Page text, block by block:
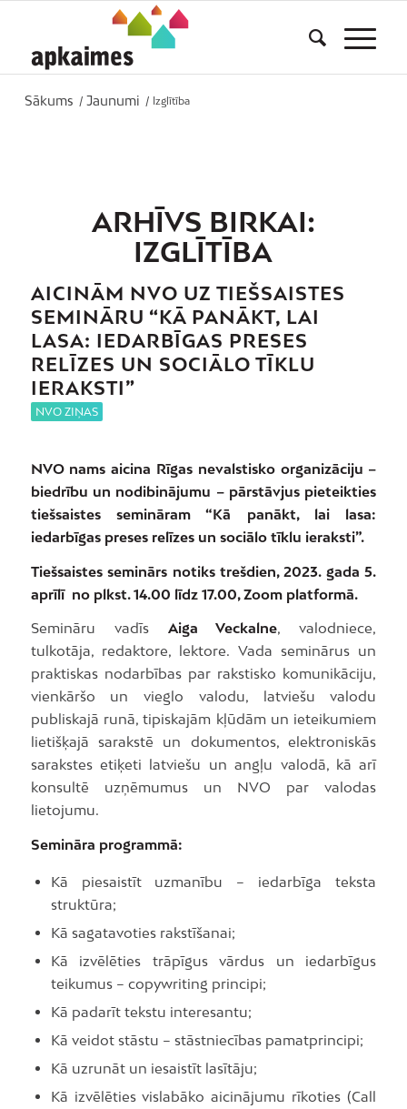
Sākums / Jaunumi / Izglītība
ARHĪVS BIRKAI:
IZGLĪTĪBA
AICINĀM NVO UZ TIEŠSAISTES
SEMINĀRU “KĀ PANĀKT, LAI
LASA: IEDARBĪGAS PRESES
RELĪZES UN SOCIĀLO TĪKLU
IERAKSTI”
NVO ZIŅAS
NVO nams aicina Rīgas nevalstisko organizāciju –
biedrību un nodibinājumu – pārstāvjus pieteikties
tiešsaistes semināram “Kā panākt, lai lasa:
iedarbīgas preses relīzes un sociālo tīklu ieraksti”.
Tiešsaistes seminārs notiks trešdien, 2023. gada 5.
aprīlī no plkst. 14.00 līdz 17.00, Zoom platformā.
Semināru vadīs Aiga Veckalne, valodniece,
tulkotāja, redaktore, lektore. Vada seminārus un
praktiskas nodarbības par rakstisko komunikāciju,
vienkāršo un vieglo valodu, latviešu valodu
publiskajā runā, tipiskajām kļūdām un ieteikumiem
lietišķajā sarakstē un dokumentos, elektroniskās
sarakstes etiķeti latviešu un angļu valodā, kā arī
konsultē uzņēmumus un NVO par valodas
lietojumu.
Semināra programmā:
Kā piesaistīt uzmanību – iedarbīga teksta
struktūra;
Kā sagatavoties rakstīšanai;
Kā izvēlēties trāpīgus vārdus un iedarbīgus
teikumus – copywriting principi;
Kā padarīt tekstu interesantu;
Kā veidot stāstu – stāstniecības pamatprincipi;
Kā uzrunāt un iesaistīt lasītāju;
Kā izvēlēties vislabāko aicinājumu rīkoties (Call